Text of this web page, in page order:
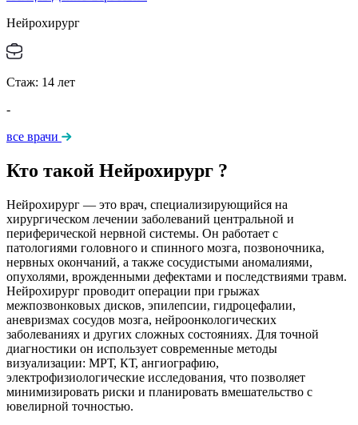
Нейрохирург
Стаж: 14 лет
-
все врачи
Кто такой Нейрохирург ?
Нейрохирург — это врач, специализирующийся на
хирургическом лечении заболеваний центральной и
периферической нервной системы. Он работает с
патологиями головного и спинного мозга, позвоночника,
нервных окончаний, а также сосудистыми аномалиями,
опухолями, врожденными дефектами и последствиями травм.
Нейрохирург проводит операции при грыжах
межпозвонковых дисков, эпилепсии, гидроцефалии,
аневризмах сосудов мозга, нейроонкологических
заболеваниях и других сложных состояниях. Для точной
диагностики он использует современные методы
визуализации: МРТ, КТ, ангиографию,
электрофизиологические исследования, что позволяет
минимизировать риски и планировать вмешательство с
ювелирной точностью.